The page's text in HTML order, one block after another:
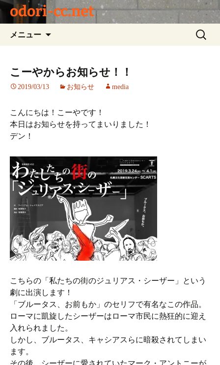
odori-cc.net
メニュー
ツ
キ
ッ
検
索:
こーやからお知らせ！！
2019/03/13 お知らせ media
こんにちは！こーやです！
本日はお知らせを持ってまいりました！
デン！
こちらの「私たちの街のジュリアス・シーザー」という
劇に出演します！
「ブルータス、お前もか」のセリフで有名なこの作品。
ローマに凱旋したシーザーはローマ市民に熱狂的に迎え
入れられました。
しかし、ブルータス、キャシアスらに暗殺されてしまい
ます。
その後、シーザーに愛されていたマーク・アントニーが